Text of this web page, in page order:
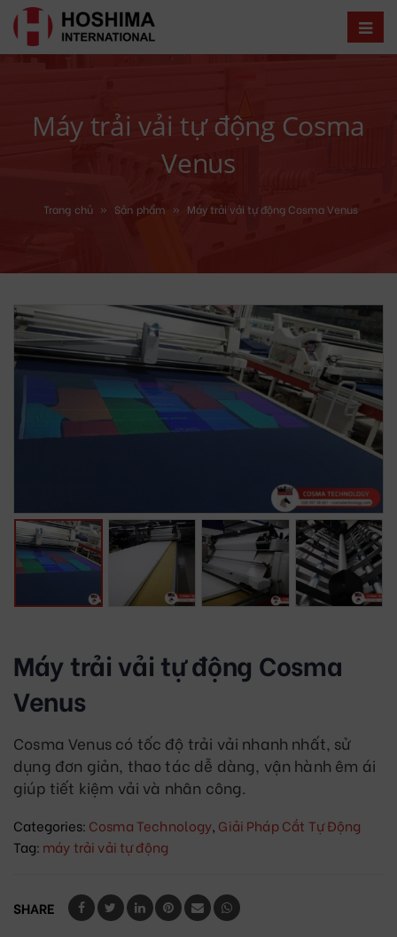
Máy trải vải tự động Cosma
Venus
Trang chủ » Sản phẩm » Máy trải vải tự động Cosma Venus
Máy trải vải tự động Cosma
Venus
Cosma Venus có tốc độ trải vải nhanh nhất, sử
dụng đơn giản, thao tác dễ dàng, vận hành êm ái
giúp tiết kiệm vải và nhân công.
Categories: Cosma Technology, Giải Pháp Cắt Tự Động
Tag: máy trải vải tự động
SHARE